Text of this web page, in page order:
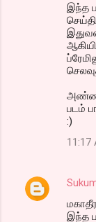
இந்த
படம்
:)
11:17
இந்த